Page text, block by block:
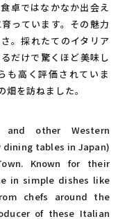
卓ではなかなか出会え
っています。その魅力
。採れたてのイタリア
だけで驚くほど美味し
も高く評価されていま
を訪ねました。
and other Western
tables in Japan)
Known for their
in simple dishes like
chefs around the
of these Italian